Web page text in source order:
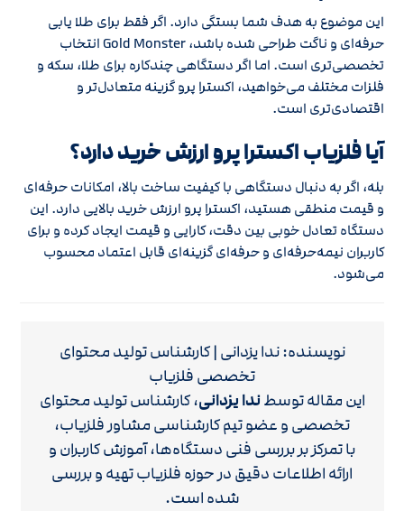
این موضوع به هدف شما بستگی دارد. اگر فقط برای طلا یابی
حرفه‌ای و ناگت طراحی شده باشد، Gold Monster انتخاب
تخصصی‌تری است. اما اگر دستگاهی چندکاره برای طلا، سکه و
فلزات مختلف می‌خواهید، اکسترا پرو گزینه متعادل‌تر و
اقتصادی‌تری است.
آیا فلزیاب اکسترا پرو ارزش خرید دارد؟
بله، اگر به دنبال دستگاهی با کیفیت ساخت بالا، امکانات حرفه‌ای
و قیمت منطقی هستید، اکسترا پرو ارزش خرید بالایی دارد. این
دستگاه تعادل خوبی بین دقت، کارایی و قیمت ایجاد کرده و برای
کاربران نیمه‌حرفه‌ای و حرفه‌ای گزینه‌ای قابل اعتماد محسوب
می‌شود.
نویسنده: ندا یزدانی | کارشناس تولید محتوای
تخصصی فلزیاب
این مقاله توسطندا یزدانی، کارشناس تولید محتوای
تخصصی و عضو تیم کارشناسی مشاور فلزیاب،
با تمرکز بر بررسی فنی دستگاه‌ها، آموزش کاربران و
ارائه اطلاعات دقیق در حوزه فلزیاب تهیه و بررسی
شده است.